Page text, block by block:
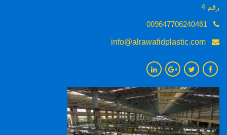
رقم 4
info@alrawafidplastic.com